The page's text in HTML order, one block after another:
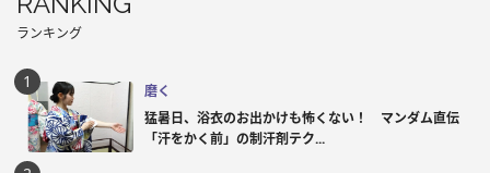
ランキング
磨く
猛暑日、浴衣のお出かけも怖くない！ マンダム直伝
「汗をかく前」の制汗剤テク...